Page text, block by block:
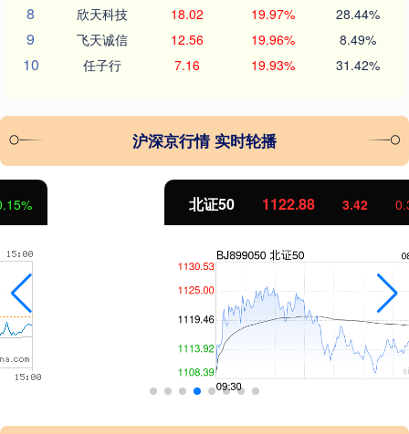
8 欣天科技 18.02 19.97% 28.44%
9 飞天诚信 12.56 19.96% 8.49%
10 任子行 7.16 19.93% 31.42%
沪深京行情 实时轮播
1122.88 0.30%